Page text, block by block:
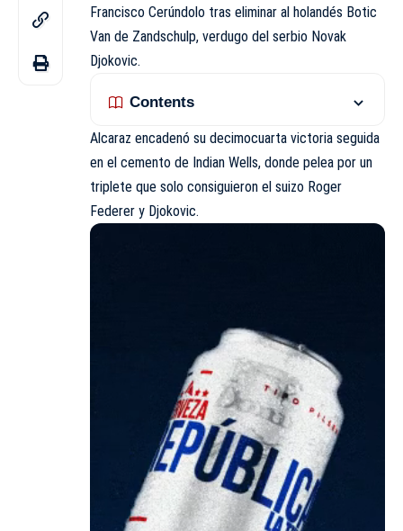
Francisco Cerúndolo tras eliminar al holandés Botic
Van de Zandschulp, verdugo del serbio Novak
Djokovic.
Contents
Alcaraz encadenó su decimocuarta victoria seguida
en el cemento de Indian Wells, donde pelea por un
triplete que solo consiguieron el suizo Roger
Federer y Djokovic.